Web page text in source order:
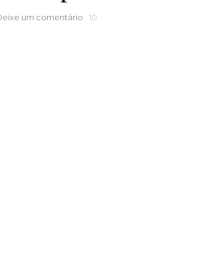
um comentário Aqueles
10